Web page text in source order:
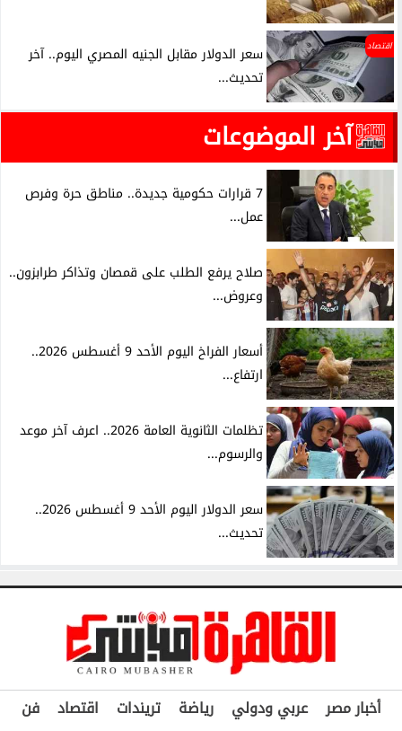
اقتصاد
سعر الدولار مقابل الجنيه المصري اليوم.. آخر
تحديث...
آخر الموضوعات
7 قرارات حكومية جديدة.. مناطق حرة وفرص
عمل...
صلاح يرفع الطلب على قمصان وتذاكر طرابزون..
وعروض...
أسعار الفراخ اليوم الأحد 9 أغسطس 2026..
ارتفاع...
تظلمات الثانوية العامة 2026.. اعرف آخر موعد
والرسوم...
سعر الدولار اليوم الأحد 9 أغسطس 2026..
تحديث...
أخبار مصر عربي ودولي رياضة تريندات اقتصاد
فن